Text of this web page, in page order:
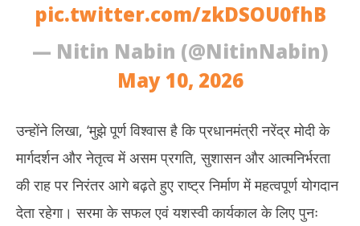
pic.twitter.com/zkDSOU0fhB
— Nitin Nabin (@NitinNabin)
May 10, 2026
उन्होंने लिखा, ‘मुझे पूर्ण विश्वास है कि प्रधानमंत्री नरेंद्र मोदी के
मार्गदर्शन और नेतृत्व में असम प्रगति, सुशासन और आत्मनिर्भरता
की राह पर निरंतर आगे बढ़ते हुए राष्ट्र निर्माण में महत्वपूर्ण योगदान
देता रहेगा। सरमा के सफल एवं यशस्वी कार्यकाल के लिए पुनः